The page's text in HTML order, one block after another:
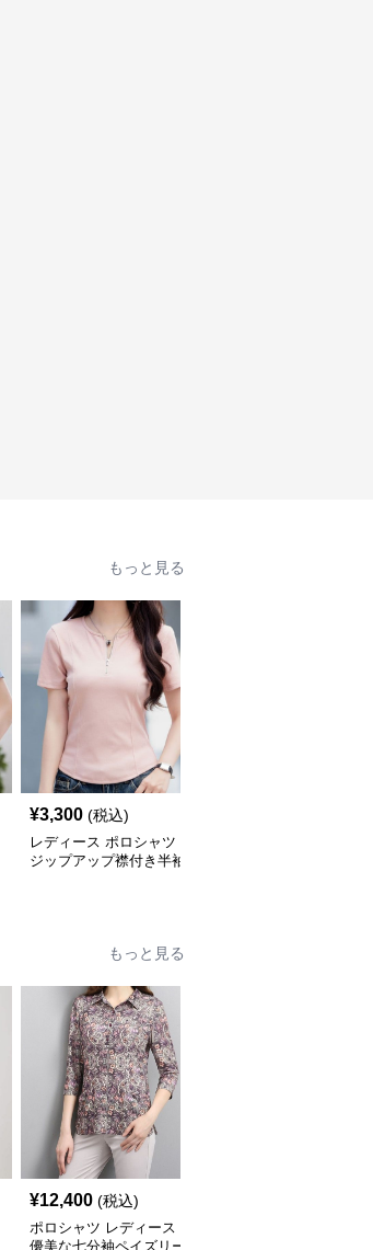
もっと見る
¥3,300 (税込)
レディース ポロシャツ
ジップアップ襟付き半袖
もっと見る
¥12,400 (税込)
ポロシャツ レディース
優美な七分袖ペイズリー